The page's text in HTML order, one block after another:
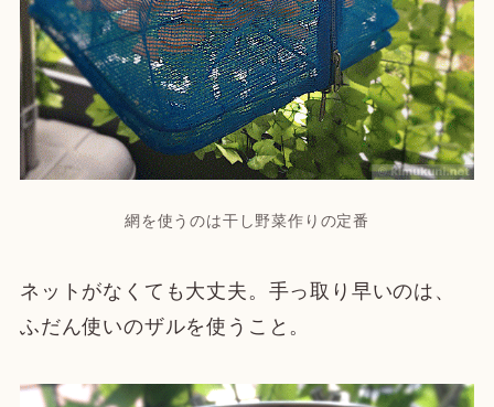
網を使うのは干し野菜作りの定番
ネットがなくても大丈夫。手っ取り早いのは、
ふだん使いのザルを使うこと。